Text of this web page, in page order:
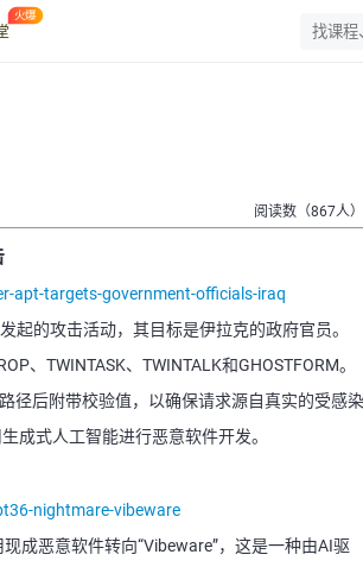
阅读数（867人）
apt-targets-government-officials-iraq
起的攻击活动，其目标是伊拉克的政府官员。
、TWINTASK、TWINTALK和GHOSTFORM。
径后附带校验值，以确保请求源自真实的受感染
成式人工智能进行恶意软件开发。
nightmare-vibeware
成恶意软件转向“Vibeware”，这是一种由AI驱